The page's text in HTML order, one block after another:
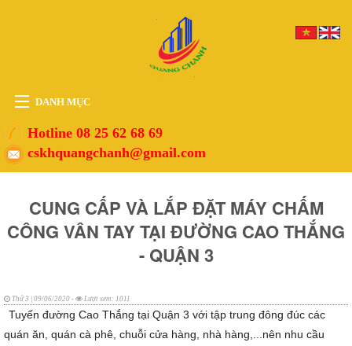
DANH MỤC
HOME
THIẾT BỊ
PHỤ KIỆN
DỊCH VỤ
Hotline 08 25 62 68 69
cskhquangchanh@gmail.com
CUNG CẤP VÀ LẮP ĐẶT MÁY CHẤM
CÔNG VÂN TAY TẠI ĐƯỜNG CAO THẮNG
- QUẬN 3
Thứ 3 | 09/06/2020 - Lượt xem: 1011
Tuyến đường Cao Thắng tại Quận 3 với tập trung đông đúc các
quán ăn, quán cà phê, chuỗi cửa hàng, nhà hàng,...nên nhu cầu